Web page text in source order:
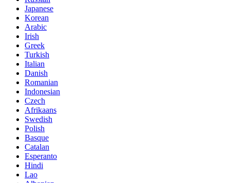
Japanese
Korean
Arabic
Irish
Greek
Turkish
Italian
Danish
Romanian
Indonesian
Czech
Afrikaans
Swedish
Polish
Basque
Catalan
Esperanto
Hindi
Lao